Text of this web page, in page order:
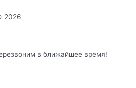
2026
в ближайшее время!